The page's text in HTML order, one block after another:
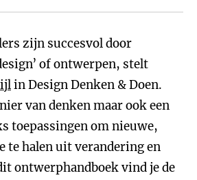
zijn succesvol door
of ontwerpen, stelt
in Design Denken & Doen.
van denken maar ook een
toepassingen om nieuwe,
te halen uit verandering en
ontwerphandboek vind je de